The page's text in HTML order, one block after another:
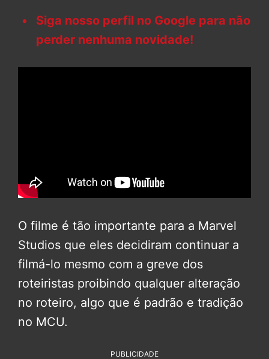
Siga nosso perfil no Google para não
perder nenhuma novidade!
O filme é tão importante para a Marvel
Studios que eles decidiram continuar a
filmá-lo mesmo com a greve dos
roteiristas proibindo qualquer alteração
no roteiro, algo que é padrão e tradição
no MCU.
PUBLICIDADE